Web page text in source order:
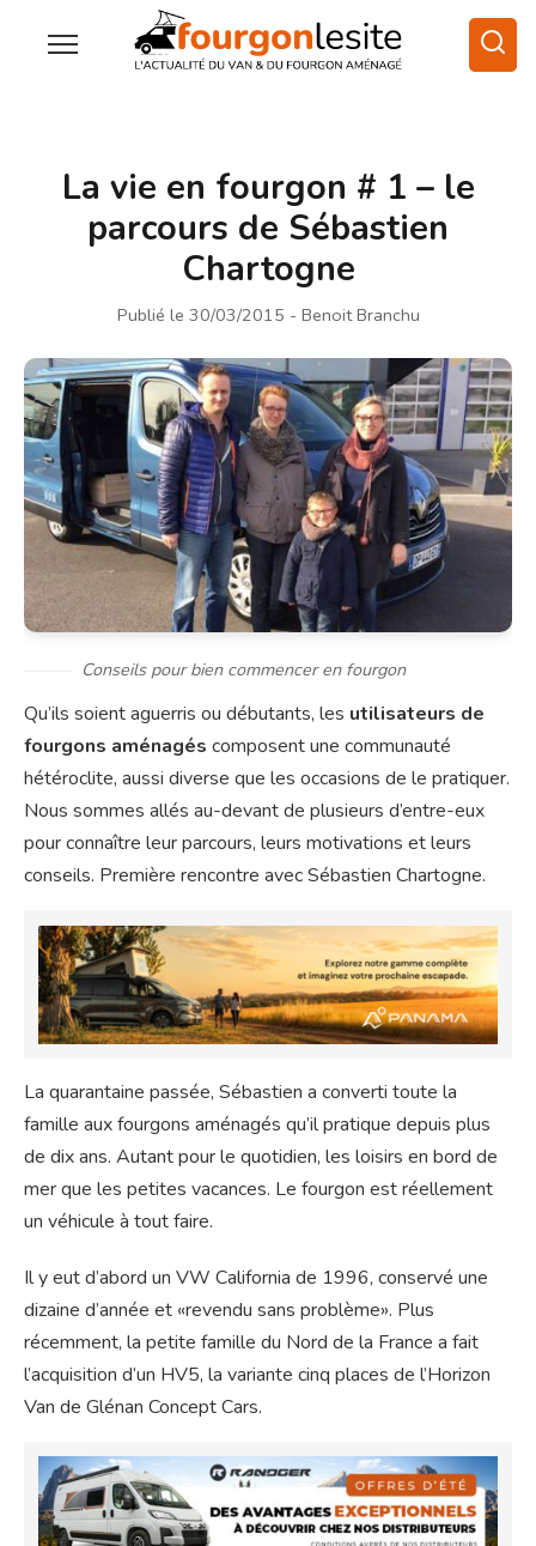
La vie en fourgon # 1 – le
parcours de Sébastien
Chartogne
Publié le 30/03/2015 - Benoit Branchu
Conseils pour bien commencer en fourgon
Qu’ils soient aguerris ou débutants, les utilisateurs de
fourgons aménagés composent une communauté
hétéroclite, aussi diverse que les occasions de le pratiquer.
Nous sommes allés au-devant de plusieurs d’entre-eux
pour connaître leur parcours, leurs motivations et leurs
conseils. Première rencontre avec Sébastien Chartogne.
La quarantaine passée, Sébastien a converti toute la
famille aux fourgons aménagés qu’il pratique depuis plus
de dix ans. Autant pour le quotidien, les loisirs en bord de
mer que les petites vacances. Le fourgon est réellement
un véhicule à tout faire.
Il y eut d’abord un VW California de 1996, conservé une
dizaine d’année et «revendu sans problème». Plus
récemment, la petite famille du Nord de la France a fait
l’acquisition d’un HV5, la variante cinq places de l’Horizon
Van de Glénan Concept Cars.